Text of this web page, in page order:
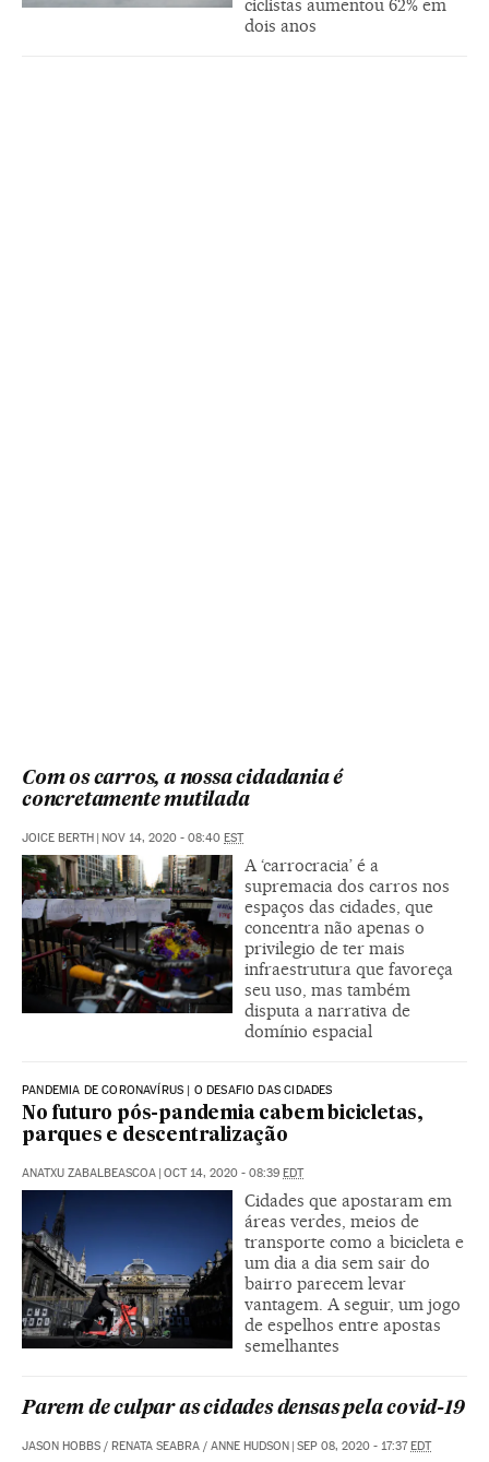
ciclistas aumentou 62% em
dois anos
Com os carros, a nossa cidadania é
concretamente mutilada
JOICE BERTH | NOV 14, 2020 - 08:40 EST
A ‘carrocracia’ é a
supremacia dos carros nos
espaços das cidades, que
concentra não apenas o
privilegio de ter mais
infraestrutura que favoreça
seu uso, mas também
disputa a narrativa de
domínio espacial
PANDEMIA DE CORONAVÍRUS | O DESAFIO DAS CIDADES
No futuro pós-pandemia cabem bicicletas,
parques e descentralização
ANATXU ZABALBEASCOA | OCT 14, 2020 - 08:39 EDT
Cidades que apostaram em
áreas verdes, meios de
transporte como a bicicleta e
um dia a dia sem sair do
bairro parecem levar
vantagem. A seguir, um jogo
de espelhos entre apostas
semelhantes
Parem de culpar as cidades densas pela covid-19
JASON HOBBS / RENATA SEABRA / ANNE HUDSON | SEP 08, 2020 - 17:37EDT